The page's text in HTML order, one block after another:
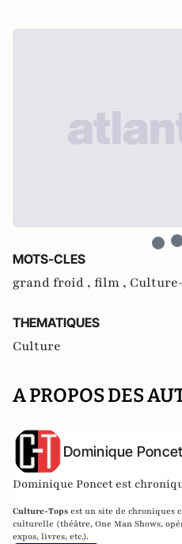
MOTS-CLES
grand froid , film ,
THEMATIQUES
Culture
A PROPOS DES
Dominique
Dominique Poncet est
Culture-Tops est un site de chroniques
culturelle (théâtre, One Man Shows,
expos, livres, etc.).